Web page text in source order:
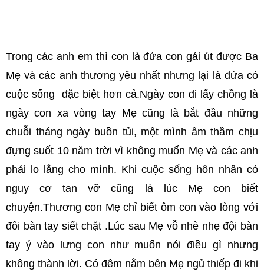
Trong các anh em thì con là đứa con gái út được Ba
Mẹ và các anh thương yêu nhất nhưng lại là đứa có
cuộc sống đặc biệt hơn cả.Ngày con đi lấy chồng là
ngày con xa vòng tay Mẹ cũng là bắt đầu những
chuỗi tháng ngày buồn tủi, một mình âm thầm chịu
đựng suốt 10 năm trời vì không muốn Mẹ và các anh
phải lo lắng cho mình. Khi cuộc sống hôn nhân có
nguy cơ tan vỡ cũng là lúc Mẹ con biết
chuyện.Thương con Mẹ chỉ biết ôm con vào lòng với
đôi bàn tay siết chặt .Lúc sau Mẹ vỗ nhè nhẹ đội bàn
tay ý vào lưng con như muốn nói điều gì nhưng
không thành lời. Có đêm nằm bên Mẹ ngủ thiếp đi khi